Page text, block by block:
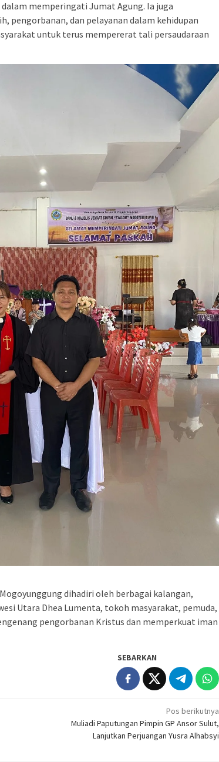
memperingati Jumat Agung. Ia juga
pengorbanan, dan pelayanan dalam kehidupan
untuk terus mempererat tali persaudaraan
dihadiri oleh berbagai kalangan,
Utara Dhea Lumenta, tokoh masyarakat, pemuda,
pengorbanan Kristus dan memperkuat iman
SEBARKAN
Pos berikutnya
Muliadi Paputungan Pimpin GP Ansor Sulut,
Lanjutkan Perjuangan Yusra Alhabsyi